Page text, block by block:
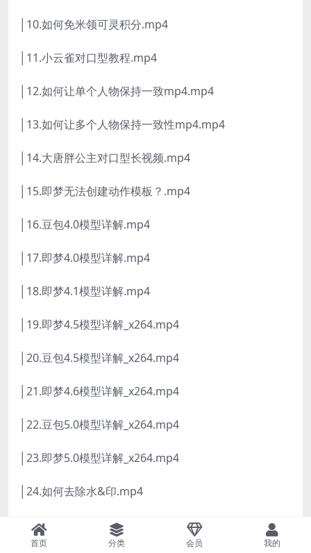
│10.如何免米领可灵积分.mp4
│11.小云雀对口型教程.mp4
│12.如何让单个人物保持一致mp4.mp4
│13.如何让多个人物保持一致性mp4.mp4
│14.大唐胖公主对口型长视频.mp4
│15.即梦无法创建动作模板？.mp4
│16.豆包4.0模型详解.mp4
│17.即梦4.0模型详解.mp4
│18.即梦4.1模型详解.mp4
│19.即梦4.5模型详解_x264.mp4
│20.豆包4.5模型详解_x264.mp4
│21.即梦4.6模型详解_x264.mp4
│22.豆包5.0模型详解_x264.mp4
│23.即梦5.0模型详解_x264.mp4
│24.如何去除水&印.mp4
首页 分类 会员 我的